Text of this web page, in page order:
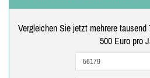
Vergleichen Sie jetzt mehrere
500 Euro pro